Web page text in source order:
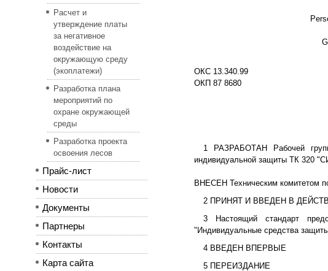
Расчет и
утверждение платы
за негативное
воздействие на
окружающую среду
(экоплатежи)
Разработка плана
мероприятий по
охране окружающей
среды
Разработка проекта
освоения лесов
Прайс-лист
Новости
Документы
Партнеры
Контакты
Карта сайта
ОКС 13.340.99
ОКП 87 8680
1 РАЗРАБОТАН Рабочей
индивидуальной защиты ТК 320
ВНЕСЕН Техническим комитетом
2 ПРИНЯТ И ВВЕДЕН В ДЕЙСТВИЕ
3 Настоящий стандарт
"Индивидуальные средства
4 ВВЕДЕН ВПЕРВЫЕ
5 ПЕРЕИЗДАНИЕ